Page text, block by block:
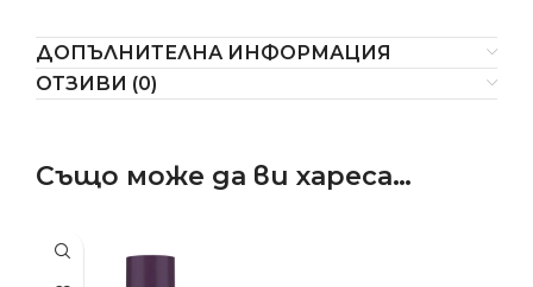
ДОПЪЛНИТЕЛНА ИНФОРМАЦИЯ
ОТЗИВИ (0)
Също може да ви хареса…